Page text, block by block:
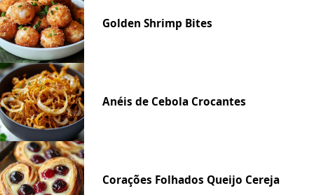
Golden Shrimp Bites
Anéis de Cebola Crocantes
Corações Folhados Queijo Cereja